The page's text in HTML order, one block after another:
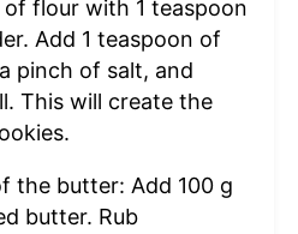
flour with 1 teaspoon
Add 1 teaspoon of
pinch of salt, and
This will create the
the butter: Add 100 g
butter. Rub